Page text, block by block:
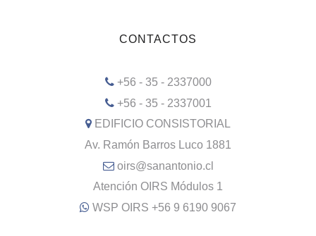
CONTACTOS
+56 - 35 - 2337000
+56 - 35 - 2337001
EDIFICIO CONSISTORIAL
Av. Ramón Barros Luco 1881
oirs@sanantonio.cl
Atención OIRS Módulos 1
WSP OIRS +56 9 6190 9067